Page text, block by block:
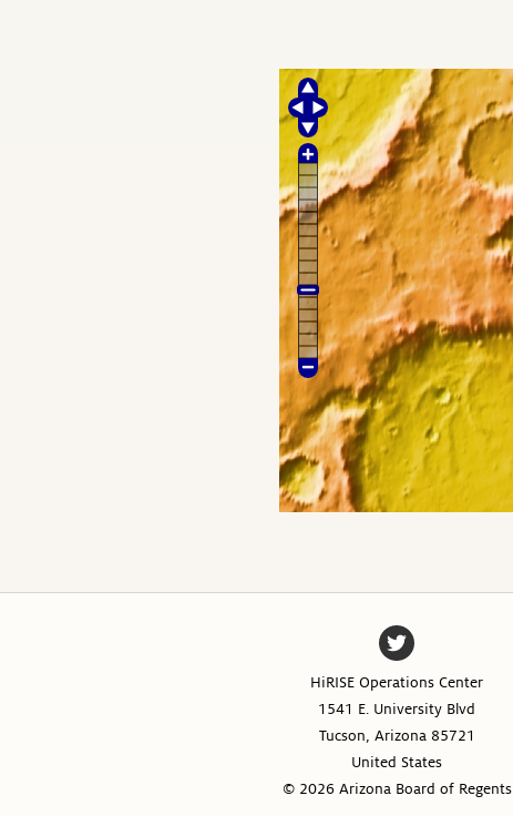
HiRISE Operations Center
1541 E. University Blvd
Tucson, Arizona 85721
United States
© 2026 Arizona Board of Regents